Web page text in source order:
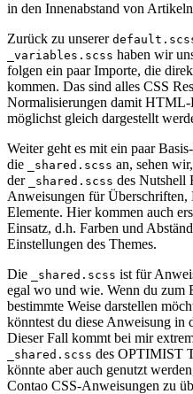
in den Innenabstand von
Zurück zu unserer
_variables.scss haben wir
folgen ein paar Importe, die
kommen. Das sind alles CSS
Normalisierungen damit HTML-
möglichst gleich dargestellt
Weiter geht es mit ein paar
die
_shared.scss an, sehen
der
_shared.scss des Nutshell
Anweisungen für Überschriften,
Elemente. Hier kommen auch
Einsatz, d.h. Farben und
Einstellungen des Themes.
Die
_shared.scss ist für
egal wo und wie. Wenn du zum
bestimmte Weise darstellen
könntest du diese Anweisung in
Dieser Fall kommt bei mir
_shared.scss des OPTIMIST
könnte aber auch genutzt
Contao CSS-Anweisungen zu